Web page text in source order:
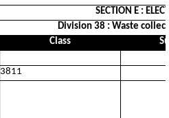
SECTION E :
Division 38 : Waste
Class
3811